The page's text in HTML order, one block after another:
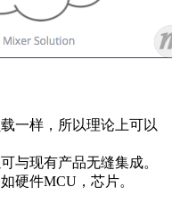
一样，所以理论上可以
与现有产品无缝集成。
硬件MCU，芯片。